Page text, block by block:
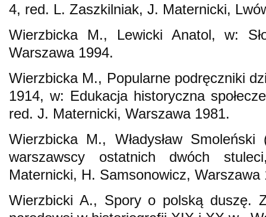
4, red. L. Zaszkilniak, J. Maternicki,
Wierzbicka M., Lewicki Anatol, w:
Warszawa 1994.
Wierzbicka M., Popularne podręczniki
1914, w: Edukacja historyczna
red. J. Maternicki, Warszawa 1981.
Wierzbicka M., Władysław
warszawscy ostatnich dwóch
Maternicki, H. Samsonowicz, Warszawa
Wierzbicki A., Spory o polską duszę.